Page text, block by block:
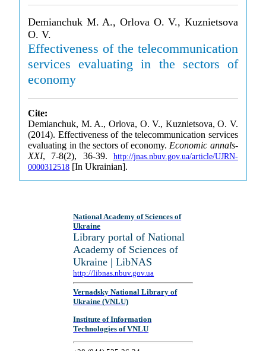
Demianchuk M. A., Orlova O. V., Kuznietsova
O. V.
Effectiveness of the telecommunication
services evaluating in the sectors of
economy
Cite:
Demianchuk, M. A., Orlova, O. V., Kuznietsova, O. V.
(2014). Effectiveness of the telecommunication services
evaluating in the sectors of economy. Economic annals-
XXI, 7-8(2), 36-39. http://jnas.nbuv.gov.ua/article/UJRN-
0000312518 [In Ukrainian].
National Academy of Sciences of
Ukraine
Library portal of National
Academy of Sciences of
Ukraine | LibNAS
http://libnas.nbuv.gov.ua
Vernadsky National Library of
Ukraine (VNLU)
Institute of Information
Technologies of VNLU